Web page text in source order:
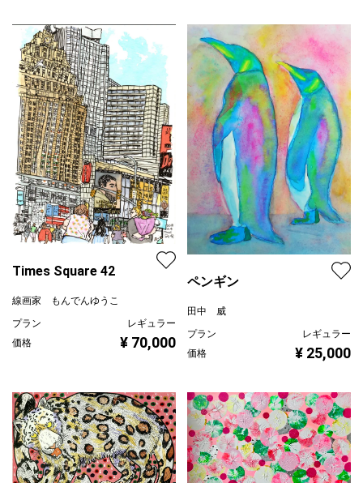
Times Square 42
線画家 もんでんゆうこ
プラン
レギュラー
価格
¥ 70,000
ペンギン
田中 威
プラン
レギュラー
価格
¥ 25,000